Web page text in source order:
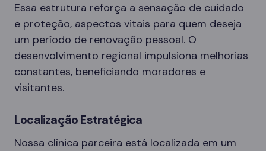
Essa estrutura reforça a sensação de cuidado
e proteção, aspectos vitais para quem deseja
um período de renovação pessoal. O
desenvolvimento regional impulsiona melhorias
constantes, beneficiando moradores e
visitantes.
Localização Estratégica
Nossa clínica parceira está localizada em um